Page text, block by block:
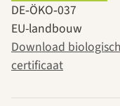
DE‑ÖKO‑037
EU-landbouw
Download biologisch
certificaat